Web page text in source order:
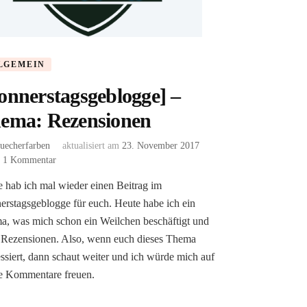
–
Rezensionen
aktualisiert am 23. November 2017
1 Kommentarzu
–
Thema:
Rezensionen
hab ich mal wieder einen Beitrag im
für euch. Heute habe ich ein
was mich schon ein Weilchen beschäftigt und
Also, wenn euch dieses Thema
dann schaut weiter und ich würde mich auf
Kommentare freuen.